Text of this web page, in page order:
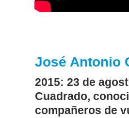
José Antonio
2015: 23 de
Cuadrado,
compañeros de